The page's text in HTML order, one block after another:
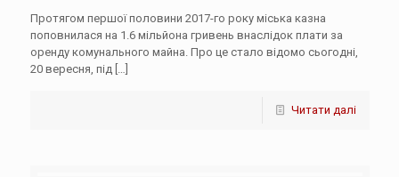
Протягом першої половини 2017-го року міська казна
поповнилася на 1.6 мільйона гривень внаслідок плати за
оренду комунального майна. Про це стало відомо сьогодні,
20 вересня, під[…]
Читати далі